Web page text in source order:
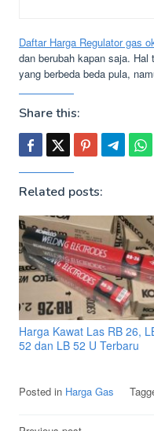
Daftar Harga Regulator gas
dan berubah kapan saja.
yang berbeda beda pula,
Share this:
Related posts:
Harga Kawat Las RB 26,
52 dan LB 52 U Terbaru
Posted in Harga Gas